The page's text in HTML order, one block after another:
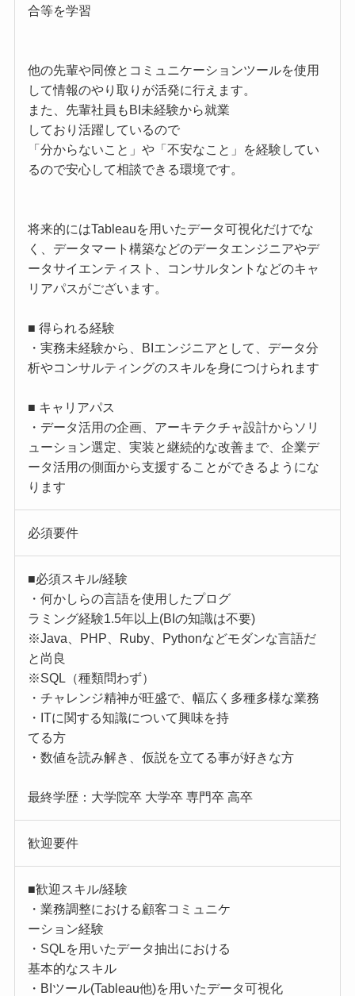
合等を学習
他の先輩や同僚とコミュニケーションツールを使用
して情報のやり取りが活発に行えます。
また、先輩社員もBI未経験から就業
しており活躍しているので
「分からないこと」や「不安なこと」を経験してい
るので安心して相談できる環境です。
将来的にはTableauを用いたデータ可視化だけでな
く、データマート構築などのデータエンジニアやデ
ータサイエンティスト、コンサルタントなどのキャ
リアパスがございます。
■ 得られる経験
・実務未経験から、BIエンジニアとして、データ分
析やコンサルティングのスキルを身につけられます
■ キャリアパス
・データ活用の企画、アーキテクチャ設計からソリ
ューション選定、実装と継続的な改善まで、企業デ
ータ活用の側面から支援することができるようにな
ります
必須要件
■必須スキル/経験
・何かしらの言語を使用したプログ
ラミング経験1.5年以上(BIの知識は不要)
※Java、PHP、Ruby、Pythonなどモダンな言語だ
と尚良
※SQL（種類問わず）
・チャレンジ精神が旺盛で、幅広く多種多様な業務
・ITに関する知識について興味を持
てる方
・数値を読み解き、仮説を立てる事が好きな方
最終学歴：大学院卒 大学卒 専門卒 高卒
歓迎要件
■歓迎スキル/経験
・業務調整における顧客コミュニケ
ーション経験
・SQLを用いたデータ抽出における
基本的なスキル
・BIツール(Tableau他)を用いたデータ可視化